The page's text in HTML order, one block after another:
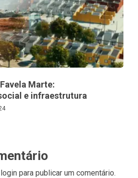
Marte:
e infraestrutura
login para publicar um comentário.